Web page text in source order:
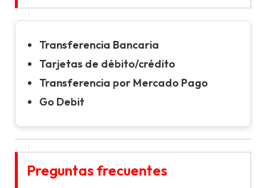
Transferencia Bancaria
Tarjetas de débito/crédito
Transferencia por Mercado Pago
Go Debit
Preguntas frecuentes